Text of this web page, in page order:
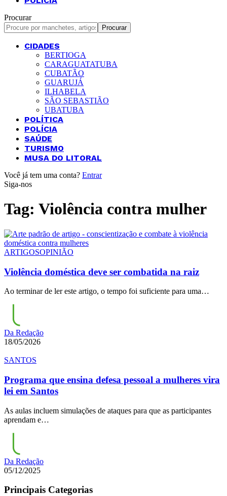
Procurar
CIDADES
BERTIOGA
CARAGUATATUBA
CUBATÃO
GUARUJÁ
ILHABELA
SÃO SEBASTIÃO
UBATUBA
POLÍTICA
POLÍCIA
SAÚDE
TURISMO
MUSA DO LITORAL
Você já tem uma conta? Entrar
Siga-nos
Tag: Violência contra mulher
ARTIGOSOPINIÃO
Violência doméstica deve ser combatida na raiz
Ao terminar de ler este artigo, o tempo foi suficiente para uma…
Da Redação
18/05/2026
SANTOS
Programa que ensina defesa pessoal a mulheres vira
lei em Santos
As aulas incluem simulações de ataques para que as participantes
aprendam e…
Da Redação
05/12/2025
Principais Categorias